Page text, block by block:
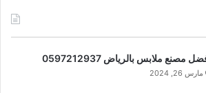
مصنع ملابس بالرياض 0597212937
مارس 26, 2024